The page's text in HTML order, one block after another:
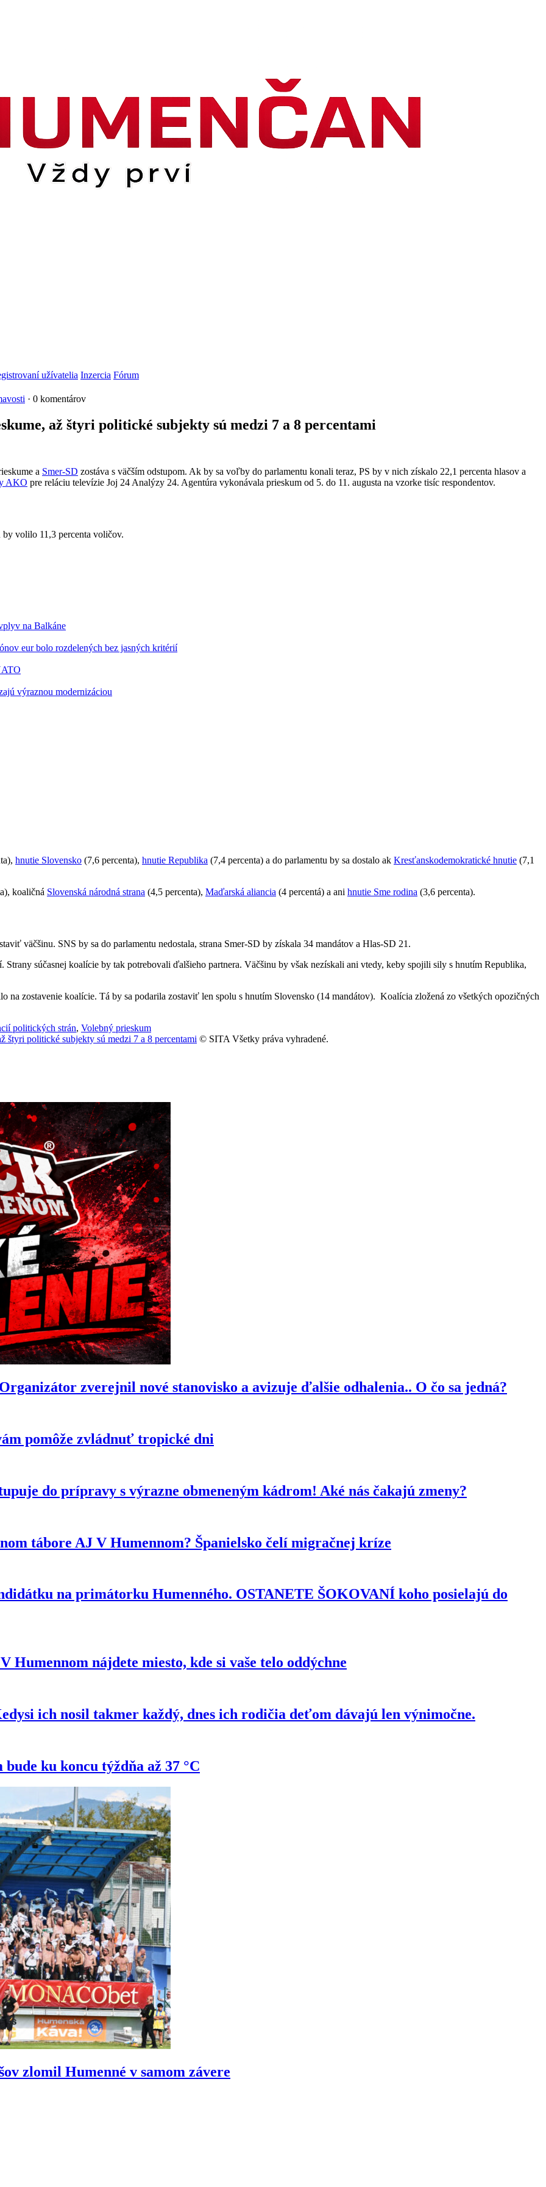
užívatelia Inzercia Fórum
· 0 komentárov
až štyri politické subjekty sú medzi 7 a 8 percentami
a Smer-SD zostáva s väčším odstupom. Ak by sa voľby do parlamentu konali teraz, PS by v nich získalo 22,1 percenta hlasov a
AKO pre reláciu televízie Joj 24 Analýzy 24. Agentúra vykonávala prieskum od 5. do 11. augusta na vzorke tisíc respondentov.
by volilo 11,3 percenta voličov.
na Balkáne
eur bolo rozdelených bez jasných kritérií
výraznou modernizáciou
hnutie Slovensko (7,6 percenta), hnutie Republika (7,4 percenta) a do parlamentu by sa dostalo ak Kresťanskodemokratické hnutie (7,1
koaličná Slovenská národná strana (4,5 percenta), Maďarská aliancia (4 percentá) a ani hnutie Sme rodina (3,6 percenta).
väčšinu. SNS by sa do parlamentu nedostala, strana Smer-SD by získala 34 mandátov a Hlas-SD 21.
súčasnej koalície by tak potrebovali ďalšieho partnera. Väčšinu by však nezískali ani vtedy, keby spojili sily s hnutím Republika,
na zostavenie koalície. Tá by sa podarila zostaviť len spolu s hnutím Slovensko (14 mandátov). Koalícia zložená zo všetkých opozičných
politických strán, Volebný prieskum
štyri politické subjekty sú medzi 7 a 8 percentami © SITA Všetky práva vyhradené.
zverejnil nové stanovisko a avizuje ďalšie odhalenia.. O čo sa jedná?
pomôže zvládnuť tropické dni
do prípravy s výrazne obmeneným kádrom! Aké nás čakajú zmeny?
tábore AJ V Humennom? Španielsko čelí migračnej kríze
na primátorku Humenného. OSTANETE ŠOKOVANÍ koho posielajú do
Humennom nájdete miesto, kde si vaše telo oddýchne
ich nosil takmer každý, dnes ich rodičia deťom dávajú len výnimočne.
ku koncu týždňa až 37 °C
zlomil Humenné v samom závere